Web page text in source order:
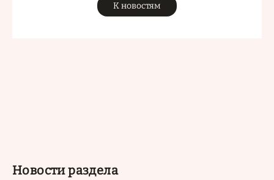
К новостям
Новости раздела